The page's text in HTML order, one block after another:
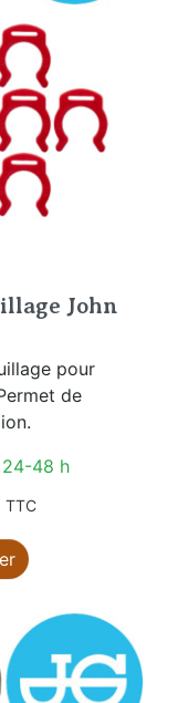
John
pour
de
48 h
TTC